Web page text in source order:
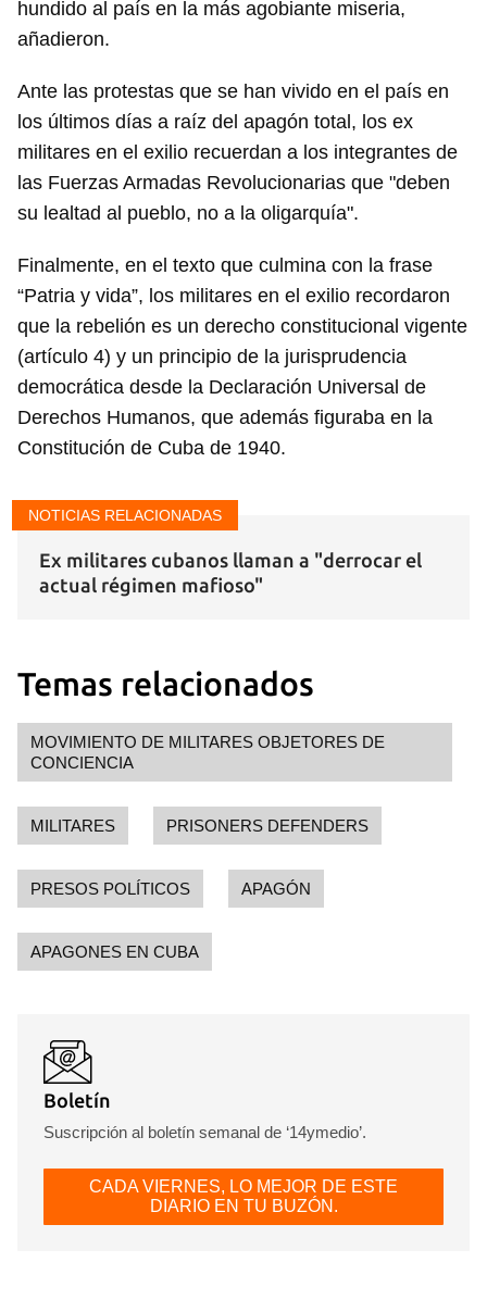
Guardar como favorito
Para poder guardar como favorito, primero has de
iniciar sesión con tu cuenta de 14ymedio.
hundido al país en la más agobiante miseria,
añadieron.
Ante las protestas que se han vivido en el país en
los últimos días a raíz del apagón total, los ex
militares en el exilio recuerdan a los integrantes de
las Fuerzas Armadas Revolucionarias que "deben
su lealtad al pueblo, no a la oligarquía".
Finalmente, en el texto que culmina con la frase
“Patria y vida”, los militares en el exilio recordaron
que la rebelión es un derecho constitucional vigente
(artículo 4) y un principio de la jurisprudencia
democrática desde la Declaración Universal de
Derechos Humanos, que además figuraba en la
Constitución de Cuba de 1940.
NOTICIAS RELACIONADAS
Ex militares cubanos llaman a "derrocar el
actual régimen mafioso"
Temas relacionados
MOVIMIENTO DE MILITARES OBJETORES DE
CONCIENCIA
MILITARES PRISONERS DEFENDERS
PRESOS POLÍTICOS APAGÓN
APAGONES EN CUBA
Boletín
Suscripción al boletín semanal de ‘14ymedio’.
CADA VIERNES, LO MEJOR DE ESTE
DIARIO EN TU BUZÓN.